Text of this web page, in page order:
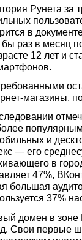
Рунета за
в
бы раз в месяц
12 лет и
магазины,
и
— его
в
47%,
большая
37%
домен в зоне
Свои первые